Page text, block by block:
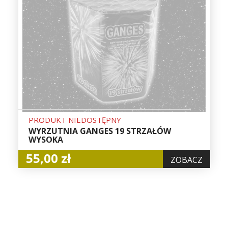
PRODUKT NIEDOSTĘPNY
WYRZUTNIA GANGES 19 STRZAŁÓW
WYSOKA
55,00 zł ZOBACZ